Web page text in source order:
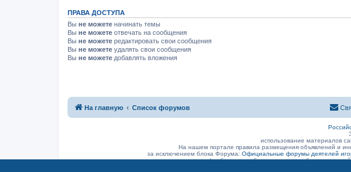
ПРАВА ДОСТУПА
Вы не можете начинать темы
Вы не можете отвечать на сообщения
Вы не можете редактировать свои сообщения
Вы не можете удалять свои сообщения
Вы не можете добавлять вложения
На главную Список форумов
использование материалов
На нашем портале правила размещения объявлений и
за исключением блока Форума: Официальные форумы деятелей
(а объявление было размещено без